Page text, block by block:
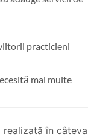
practicieni
mai multe
în câteva